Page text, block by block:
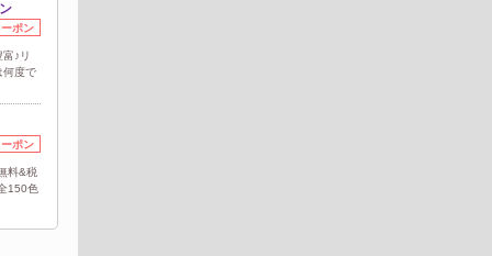
ポン
♪リ
何度で
ポン
料&税
150色